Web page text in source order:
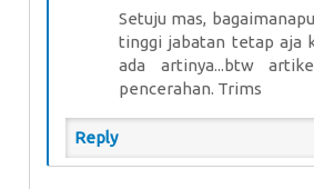
Setuju mas,
tinggi jabatan tetap aja
ada artinya...btw
pencerahan. Trims
Reply